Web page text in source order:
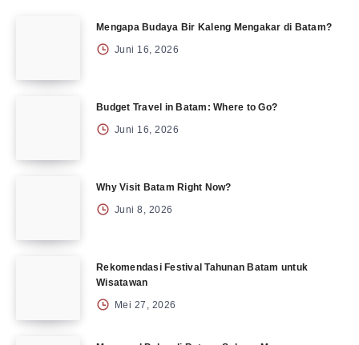
Mengapa Budaya Bir Kaleng Mengakar di Batam?
Juni 16, 2026
Budget Travel in Batam: Where to Go?
Juni 16, 2026
Why Visit Batam Right Now?
Juni 8, 2026
Rekomendasi Festival Tahunan Batam untuk
Wisatawan
Mei 27, 2026